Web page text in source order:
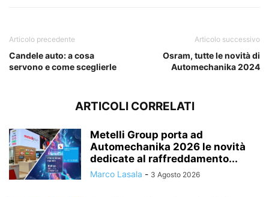
Articolo precedente
Candele auto: a cosa
servono e come sceglierle
Articolo successivo
Osram, tutte le novità di
Automechanika 2024
ARTICOLI CORRELATI
Metelli Group porta ad
Automechanika 2026 le novità
dedicate al raffreddamento...
Marco Lasala - 3 Agosto 2026